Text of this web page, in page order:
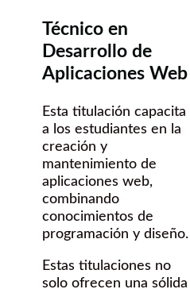
Técnico en
Desarrollo de
Aplicaciones Web
Esta titulación capacita
a los estudiantes en la
creación y
mantenimiento de
aplicaciones web,
combinando
conocimientos de
programación y diseño.
Estas titulaciones no
solo ofrecen una sólida